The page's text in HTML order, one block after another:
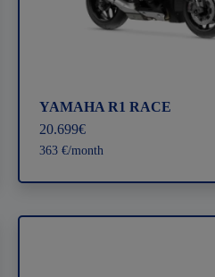
YAMAHA R1 RACE
20.699€
363 €/month